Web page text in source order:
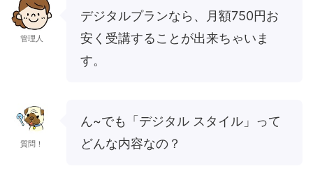
管理人
デジタルプランなら、月額750円お
安く受講することが出来ちゃいま
す。
質問！
ん~でも「デジタル スタイル」って
どんな内容なの？